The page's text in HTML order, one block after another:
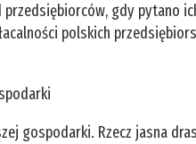
gdy pytano
polskich
gospodarki. Rzecz jasna